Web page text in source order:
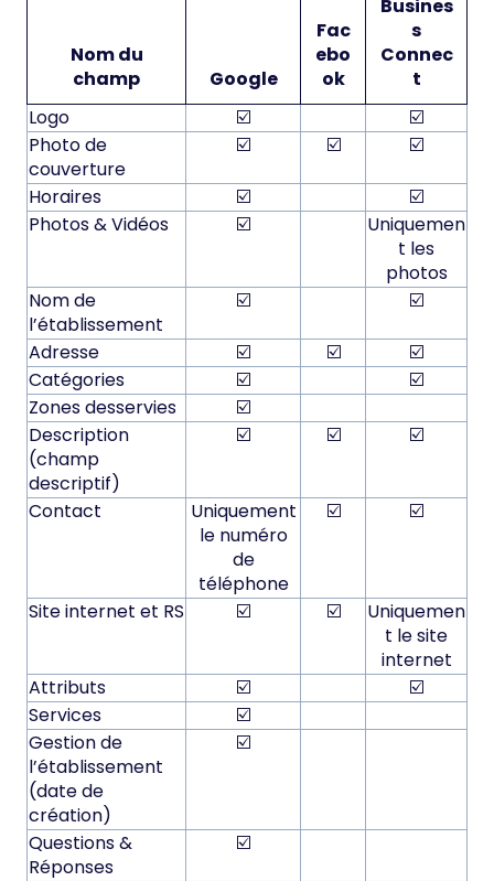
Nom du
champ
Google
Fac
ebo
ok
Busines
s
Connec
t
Logo
☑️
☑️
Photo de
couverture
☑️ ☑️ ☑️
Horaires ☑️
☑️
Photos & Vidéos
☑️
Uniquemen
t les
photos
Nom de
l’établissement
☑️ ☑️
Adresse ☑️ ☑️
☑️
Catégories
☑️
☑️
Zones desservies
☑️
Description
(champ
descriptif)
☑️ ☑️ ☑️
Contact
Uniquement
le numéro
de
téléphone
☑️ ☑️
Site internet et RS ☑️ ☑️
Uniquemen
t le site
internet
Attributs
☑️
☑️
Services
☑️
Gestion de
l’établissement
(date de
création)
☑️
Questions &
Réponses
☑️